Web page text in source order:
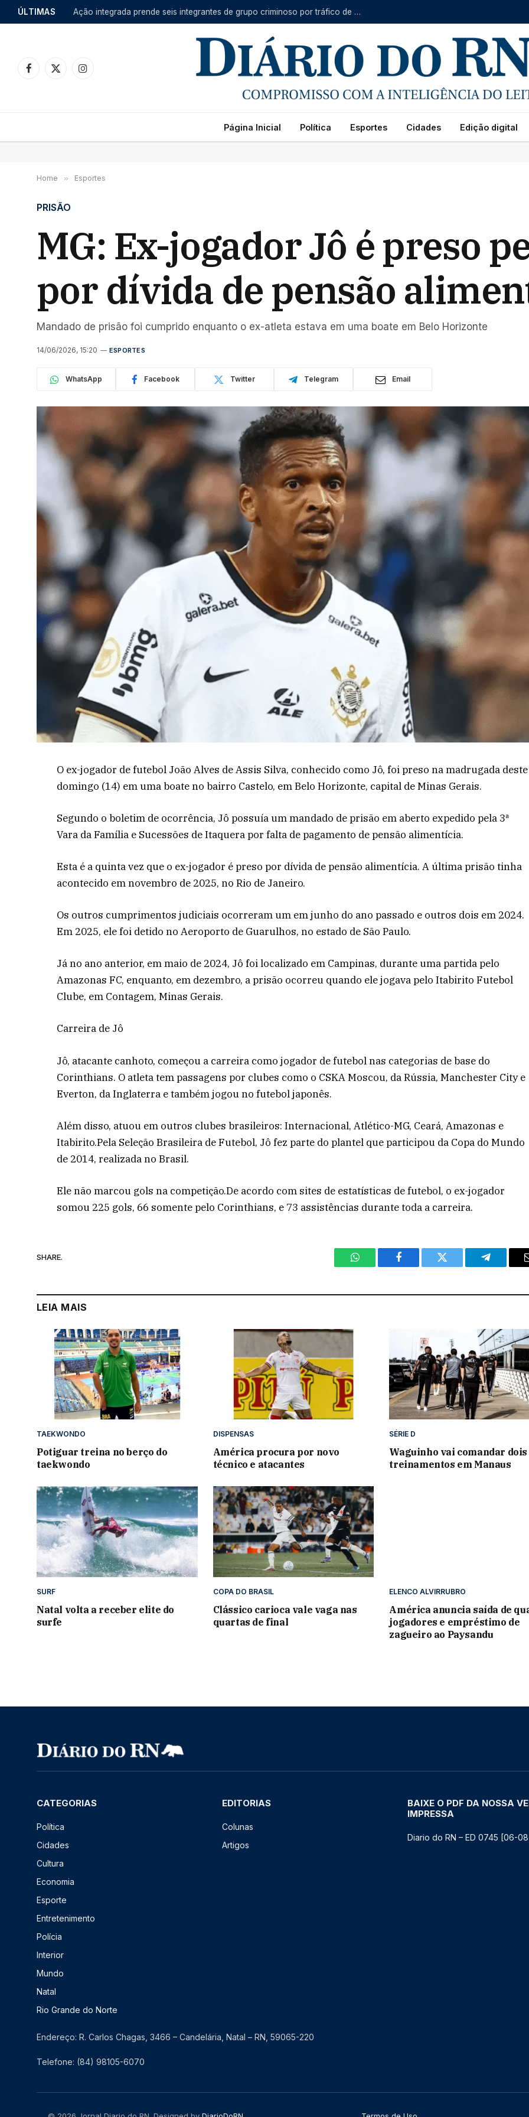
ÚLTIMAS Ação integrada prende seis integrantes de grupo criminoso por tráfico de drogas no Litoral do RN
Facebook
X
Instagram
Página Inicial Política Esportes Cidades Edição digital
Home » Esportes
PRISÃO
MG: Ex-jogador Jô é preso
por dívida de pensão
Mandado de prisão foi cumprido enquanto o ex-atleta estava em uma boate em Belo Horizonte
14/06/2026, 15:20 ESPORTES
WhatsApp Facebook Twitter Telegram Email
O ex-jogador de futebol João Alves de Assis Silva, conhecido como Jô, foi preso na madrugada deste
domingo (14) em uma boate no bairro Castelo, em Belo Horizonte, capital de Minas Gerais.
Segundo o boletim de ocorrência, Jô possuía um mandado de prisão em aberto expedido pela 3ª
Vara da Família e Sucessões de Itaquera por falta de pagamento de pensão alimentícia.
Esta é a quinta vez que o ex-jogador é preso por dívida de pensão alimentícia. A última prisão tinha
acontecido em novembro de 2025, no Rio de Janeiro.
Os outros cumprimentos judiciais ocorreram um em junho do ano passado e outros dois em 2024.
Em 2025, ele foi detido no Aeroporto de Guarulhos, no estado de São Paulo.
Já no ano anterior, em maio de 2024, Jô foi localizado em Campinas, durante uma partida pelo
Amazonas FC, enquanto, em dezembro, a prisão ocorreu quando ele jogava pelo Itabirito Futebol
Clube, em Contagem, Minas Gerais.
Carreira de Jô
Jô, atacante canhoto, começou a carreira como jogador de futebol nas categorias de base do
Corinthians. O atleta tem passagens por clubes como o CSKA Moscou, da Rússia, Manchester City e
Everton, da Inglaterra e também jogou no futebol japonês.
Além disso, atuou em outros clubes brasileiros: Internacional, Atlético-MG, Ceará, Amazonas e
Itabirito.Pela Seleção Brasileira de Futebol, Jô fez parte do plantel que participou da Copa do Mundo
de 2014, realizada no Brasil.
Ele não marcou gols na competição.De acordo com sites de estatísticas de futebol, o ex-jogador
somou 225 gols, 66 somente pelo Corinthians, e 73 assistências durante toda a carreira.
SHARE.
WhatsAppFacebook Twitter Telegram
LEIA MAIS
TAEKWONDO
Potiguar treina no berço do
taekwondo
DISPENSAS
América procura por novo
técnico e atacantes
SÉRIE D
Waguinho vai comandar dois
treinamentos em Manaus
SURF
Natal volta a receber elite do
surfe
COPA DO BRASIL
Clássico carioca vale vaga nas
quartas de final
ELENCO ALVIRRUBRO
América anuncia saída de
jogadores e empréstimo de
zagueiro ao Paysandu
CATEGORIAS
Política
Cidades
Cultura
Economia
Esporte
Entretenimento
Polícia
Interior
Mundo
Natal
Rio Grande do Norte
EDITORIAS
Colunas
Artigos
BAIXE O PDF DA NOSSA
IMPRESSA
Diario do RN – ED 0745 [06-
Endereço: R. Carlos Chagas, 3466 – Candelária, Natal – RN, 59065-220
Telefone: (84) 98105-6070